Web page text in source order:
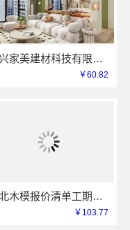
嘉兴家美建材科技有限公司嘉善改造施工预算
￥60.82
江北木模报价清单工期短，重庆御墅建筑材料有限公司
￥103.77